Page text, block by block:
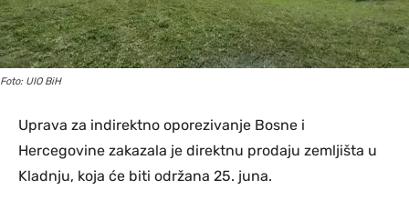
Foto: UIO BiH
Uprava za indirektno oporezivanje Bosne i
Hercegovine zakazala je direktnu prodaju zemljišta u
Kladnju, koja će biti održana 25. juna.